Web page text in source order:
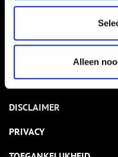
Alleen
NIEUWSBRIEF
DISCLAIMER
PRIVACY